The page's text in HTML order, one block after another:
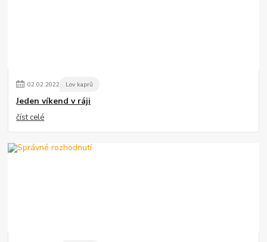
02.02.2022 Lov kaprů
Jeden víkend v ráji
číst celé